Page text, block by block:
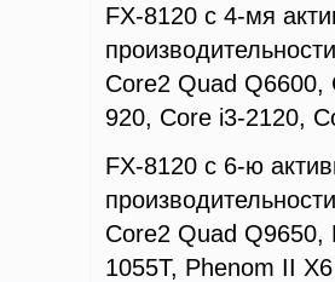
FX-8120 с 4-мя
Core2 Quad Q6600,
920, Core i3-2120,
FX-8120 с 6-ю
Core2 Quad
1055T, Phenom II